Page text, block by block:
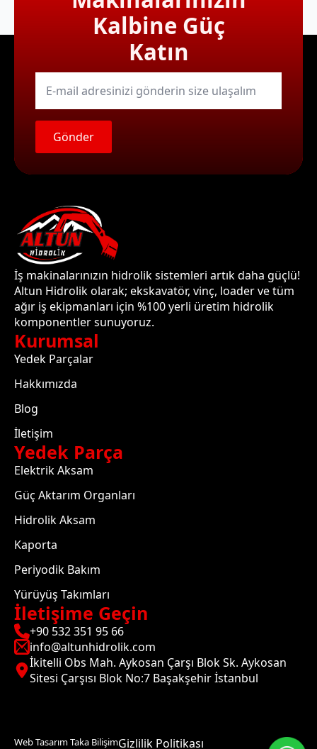
Kalbine Güç
Katın
E-
mail
Gönder
İş makinalarınızın hidrolik sistemleri artık daha güçlü!
Altun Hidrolik olarak; ekskavatör, vinç, loader ve tüm
ağır iş ekipmanları için %100 yerli üretim hidrolik
komponentler sunuyoruz.
Kurumsal
Yedek Parçalar
Hakkımızda
Blog
İletişim
Yedek Parça
Elektrik Aksam
Güç Aktarım Organları
Hidrolik Aksam
Kaporta
Periyodik Bakım
Yürüyüş Takımları
İletişime Geçin
+90 532 351 95 66
info@altunhidrolik.com
İkitelli Obs Mah. Aykosan Çarşı Blok Sk. Aykosan
Sitesi Çarşısı Blok No:7 Başakşehir İstanbul
Web Tasarım Taka BilişimGizlilik Politikası